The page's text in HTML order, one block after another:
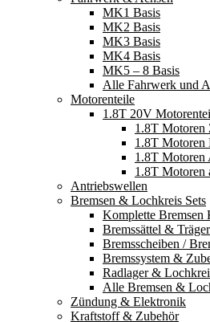
MK1 Basis
MK2 Basis
MK3 Basis
MK4 Basis
MK5 – 8 Basis
Alle Fahrwerk und
Motorenteile
1.8T 20V
1.8T
1.8T
1.8T Motoren
1.8T Motoren
Antriebswellen
Bremsen & Lochkreis Sets
Komplette Bremsen
Bremssättel & Träger
Bremsscheiben /
Bremssystem &
Radlager &
Alle Bremsen &
Zündung & Elektronik
Kraftstoff & Zubehör